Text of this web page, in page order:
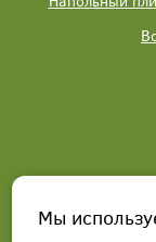
Мы